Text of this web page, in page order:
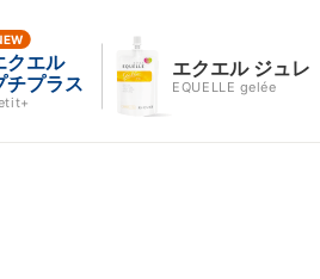
クエル
チプラス
エクエル ジュレ
EQUELLE gelée